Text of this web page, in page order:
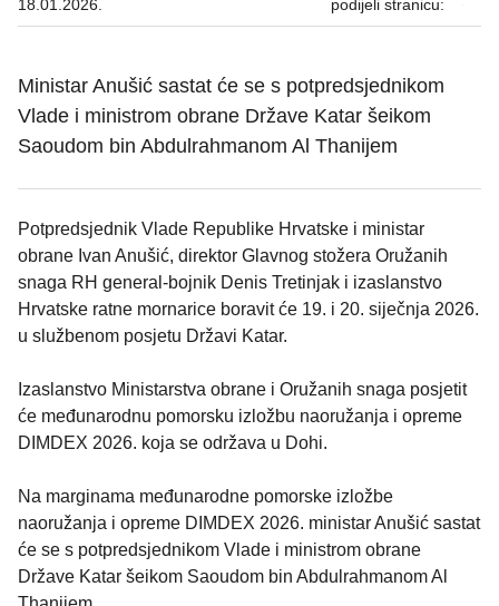
18.01.2026. podijeli stranicu:
Ministar Anušić sastat će se s potpredsjednikom
Vlade i ministrom obrane Države Katar šeikom
Saoudom bin Abdulrahmanom Al Thanijem
Potpredsjednik Vlade Republike Hrvatske i ministar
obrane Ivan Anušić, direktor Glavnog stožera Oružanih
snaga RH general-bojnik Denis Tretinjak i izaslanstvo
Hrvatske ratne mornarice boravit će 19. i 20. siječnja 2026.
u službenom posjetu Državi Katar.
Izaslanstvo Ministarstva obrane i Oružanih snaga posjetit
će međunarodnu pomorsku izložbu naoružanja i opreme
DIMDEX 2026. koja se održava u Dohi.
Na marginama međunarodne pomorske izložbe
naoružanja i opreme DIMDEX 2026. ministar Anušić sastat
će se s potpredsjednikom Vlade i ministrom obrane
Države Katar šeikom Saoudom bin Abdulrahmanom Al